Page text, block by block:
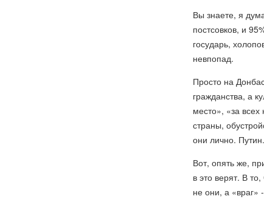
Вы знаете, я
постсовков, и
государь,
невпопад.
Просто на
гражданства, а
место», «за
страны,
они лично.
Вот, опять же,
в это верят. В
не они, а